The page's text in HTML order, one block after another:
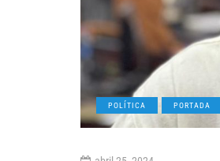
POLÍTICA PORTADA